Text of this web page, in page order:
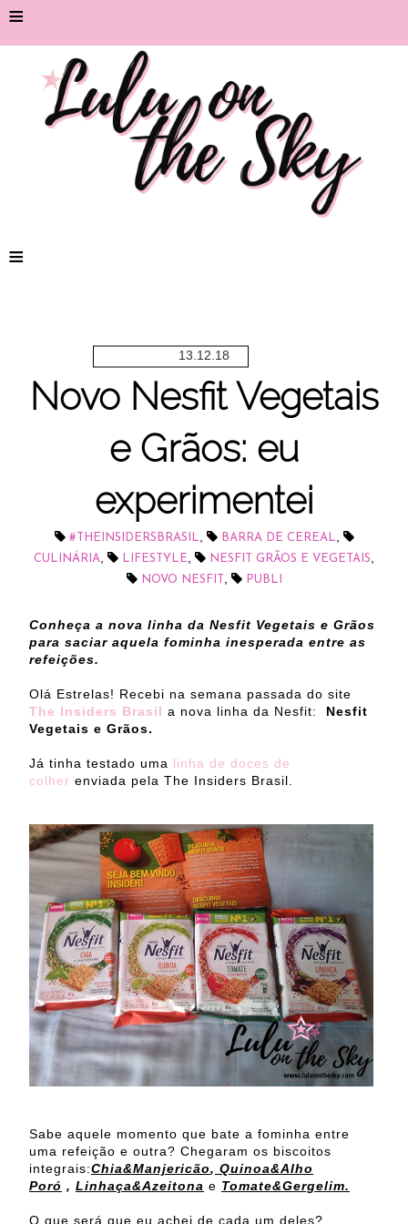
≡
≡
13.12.18
Novo Nesfit Vegetais
e Grãos: eu
experimentei
#THEINSIDERSBRASIL, BARRA DE CEREAL,
CULINÁRIA, LIFESTYLE, NESFIT GRÃOS E VEGETAIS,
NOVO NESFIT , PUBLI
Conheça a nova linha da Nesfit Vegetais e Grãos
para saciar aquela fominha inesperada entre as
refeições.
Olá Estrelas! Recebi na semana passada do site
The Insiders Brasil a nova linha da Nesfit:
Nesfit
Vegetais e Grãos.
Já tinha testado uma linha de doces de
colher enviada pela The Insiders Brasil.
Sabe aquele momento que bate a fominha entre
uma refeição e outra? Chegaram os biscoitos
integrais:Chia&Manjericão, Quinoa&Alho
Poró , Linhaça&Azeitona e Tomate&Gergelim.
O que será que eu achei de cada um deles?